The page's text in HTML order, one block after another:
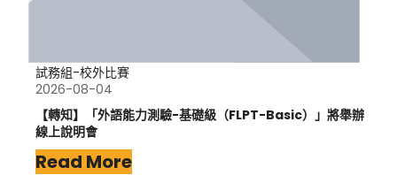
試務組-校外比賽
2026-08-04
【轉知】「外語能力測驗-基礎級（FLPT-Basic）」將舉辦
線上說明會
Read More